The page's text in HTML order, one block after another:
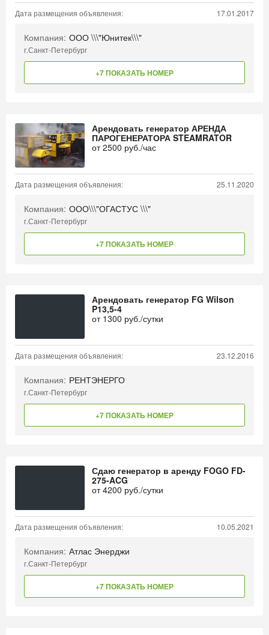
Дата размещения объявления: 17.01.2017
Компания: ООО \\\"Юнитек\\\"
г.Санкт-Петербург
+7 ПОКАЗАТЬ НОМЕР
Арендовать генератор АРЕНДА
ПАРОГЕНЕРАТОРА STEAMRATOR
от2500 руб./час
Дата размещения объявления: 25.11.2020
Компания: ООО\\\"ОГАСТУС \\\"
г.Санкт-Петербург
+7 ПОКАЗАТЬ НОМЕР
Арендовать генератор FG Wilson
P13,5-4
от 1300 руб./сутки
Дата размещения объявления: 23.12.2016
Компания: РЕНТЭНЕРГО
г.Санкт-Петербург
+7 ПОКАЗАТЬ НОМЕР
Сдаю генератор в аренду FOGO FD-
275-ACG
от4200 руб./сутки
Дата размещения объявления: 10.05.2021
Компания: Атлас Энерджи
г.Санкт-Петербург
+7 ПОКАЗАТЬ НОМЕР